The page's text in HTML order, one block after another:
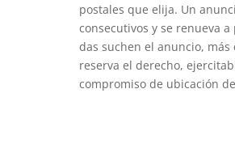
postales que elija. Un
consecutivos y se renueva
das suchen el anuncio, más
reserva el derecho,
compromiso de ubicación